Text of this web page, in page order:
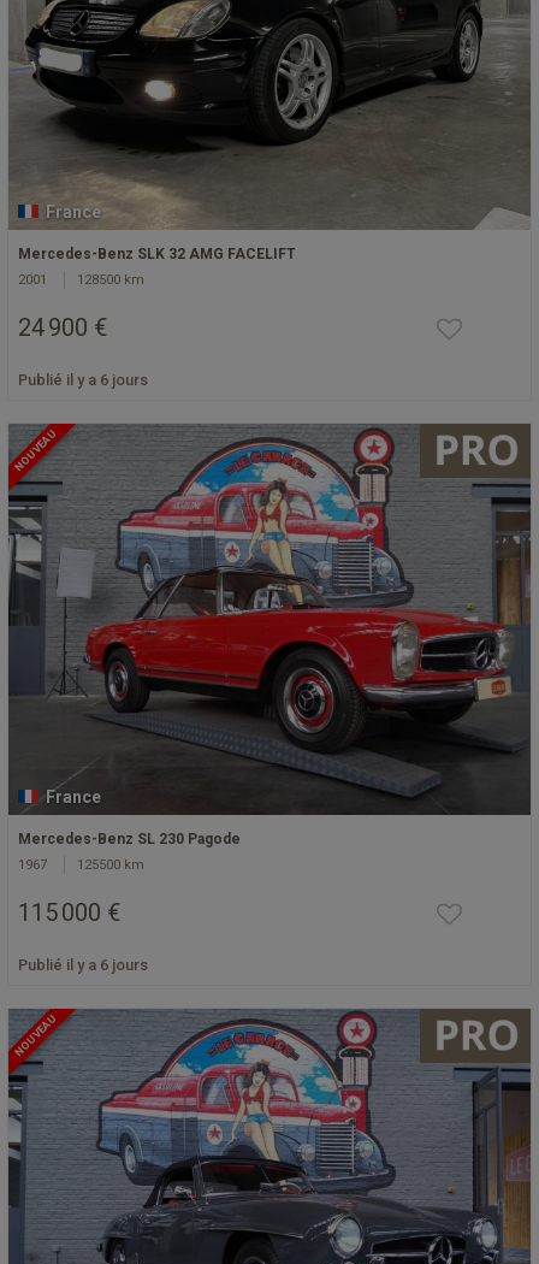
France
Mercedes-Benz SLK 32 AMG FACELIFT
2001 128500 km
24 900 €
Publié il y a 6 jours
NOUVEAU
France
Mercedes-Benz SL 230 Pagode
1967 125500 km
115 000 €
Publié il y a 6 jours
NOUVEAU